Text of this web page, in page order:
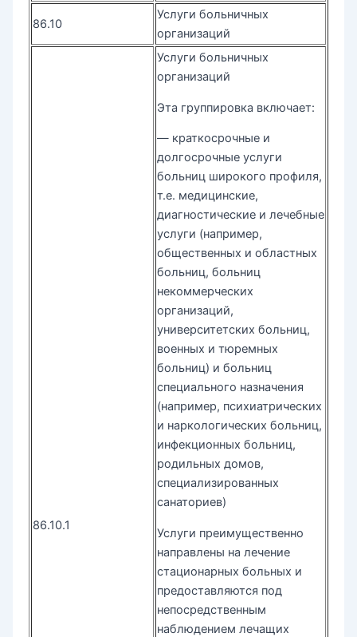
86.10
Услуги больничных
организаций
86.10.1
Услуги больничных
организаций
Эта группировка включает:
— краткосрочные и
долгосрочные услуги
больниц широкого профиля,
т.е. медицинские,
диагностические и лечебные
услуги (например,
общественных и областных
больниц, больниц
некоммерческих
организаций,
университетских больниц,
военных и тюремных
больниц) и больниц
специального назначения
(например, психиатрических
и наркологических больниц,
инфекционных больниц,
родильных домов,
специализированных
санаториев)
Услуги преимущественно
направлены на лечение
стационарных больных и
предоставляются под
непосредственным
наблюдением лечащих